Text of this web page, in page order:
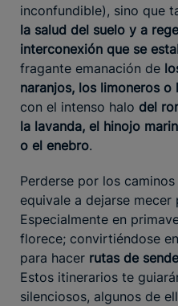
inconfundible), sino que
la salud del suelo y a
interconexión que se
fragante emanación de
naranjos, los limoneros o
con el intenso halo del
la lavanda, el hinojo
o el enebro.
Perderse por los
equivale a dejarse
Especialmente en
florece; convirtiéndose
para hacer rutas de
Estos itinerarios te
silenciosos, algunos de